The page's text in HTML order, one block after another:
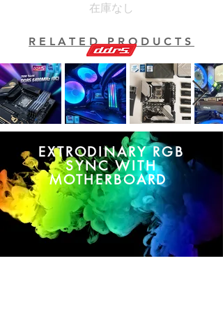
在庫なし
RELATED PRODUCTS
EXTRODINARY RGB
SYNC WITH
MOTHERBOARD